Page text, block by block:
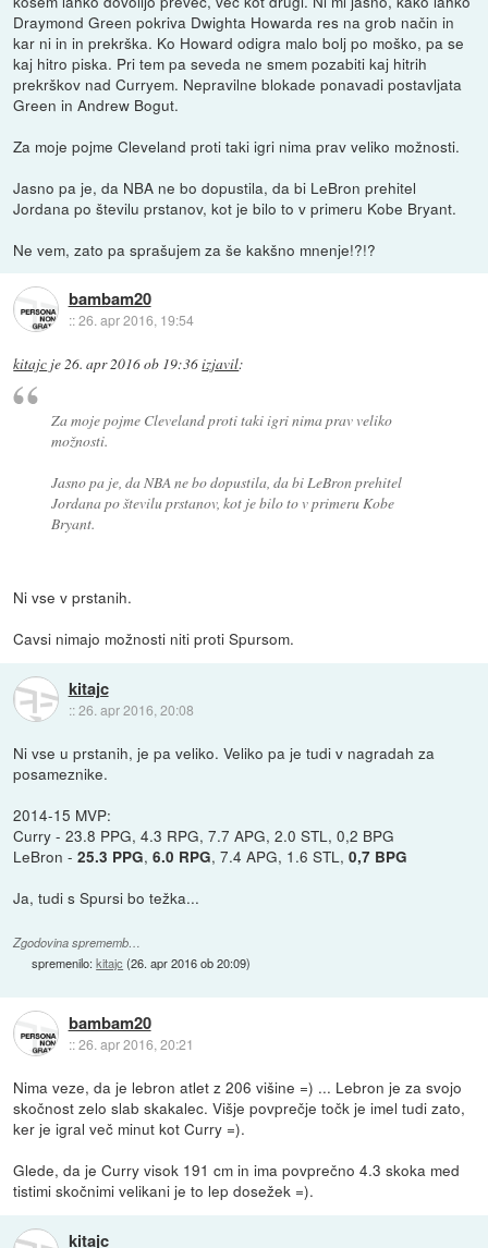
Draymond Green pokriva Dwighta Howarda res na grob način in
kar ni in in prekrška. Ko Howard odigra malo bolj po moško, pa se
kaj hitro piska. Pri tem pa seveda ne smem pozabiti kaj hitrih
prekrškov nad Curryem. Nepravilne blokade ponavadi postavljata
Green in Andrew Bogut.
Za moje pojme Cleveland proti taki igri nima prav veliko možnosti.
Jasno pa je, da NBA ne bo dopustila, da bi LeBron prehitel
Jordana po številu prstanov, kot je bilo to v primeru Kobe Bryant.
Ne vem, zato pa sprašujem za še kakšno mnenje!?!?
bambam20
::26. apr 2016, 19:54
kitajc je26. apr 2016 ob 19:36izjavil:
Za moje pojme Cleveland proti taki igri nima prav veliko
možnosti.
Jasno pa je, da NBA ne bo dopustila, da bi LeBron prehitel
Jordana po številu prstanov, kot je bilo to v primeru Kobe
Bryant.
Ni vse v prstanih.
Cavsi nimajo možnosti niti proti Spursom.
kitajc
::26. apr 2016, 20:08
Ni vse u prstanih, je pa veliko. Veliko pa je tudi v nagradah za
posameznike.
2014-15 MVP:
Curry - 23.8 PPG, 4.3 RPG, 7.7 APG, 2.0 STL, 0,2 BPG
LeBron -25.3 PPG,6.0 RPG, 7.4 APG, 1.6 STL,0,7 BPG
Ja, tudi s Spursi bo težka...
Zgodovina sprememb…
spremenilo:kitajc (26. apr 2016 ob 20:09)
bambam20
::26. apr 2016, 20:21
Nima veze, da je lebron atlet z 206 višine =) ... Lebron je za svojo
skočnost zelo slab skakalec. Višje povprečje točk je imel tudi zato,
ker je igral več minut kot Curry =).
Glede, da je Curry visok 191 cm in ima povprečno 4.3 skoka med
tistimi skočnimi velikani je to lep dosežek =).
kitajc